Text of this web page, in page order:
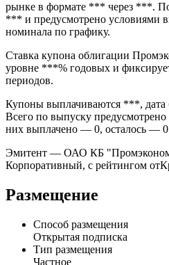
на внебиржевом рынке. Выпуск
торгуется как самостоятельный
рынке в формате *** через ***.
*** и предусмотрено условиями
номинала по графику.
Ставка купона облигации
уровне ***% годовых и
периодов.
Купоны выплачиваются ***,
Всего по выпуску
Эмитент — ОАО КБ
Размещение